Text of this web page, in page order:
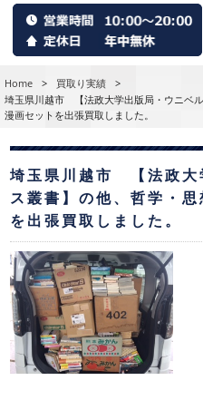
Home > 買取り実績
>
埼玉県川越市 【法政大学出版局・ウニベ
漫画セットを出張買取しました。
埼玉県川越市 【法政大
ス叢書】の他、哲学・
を出張買取しました。